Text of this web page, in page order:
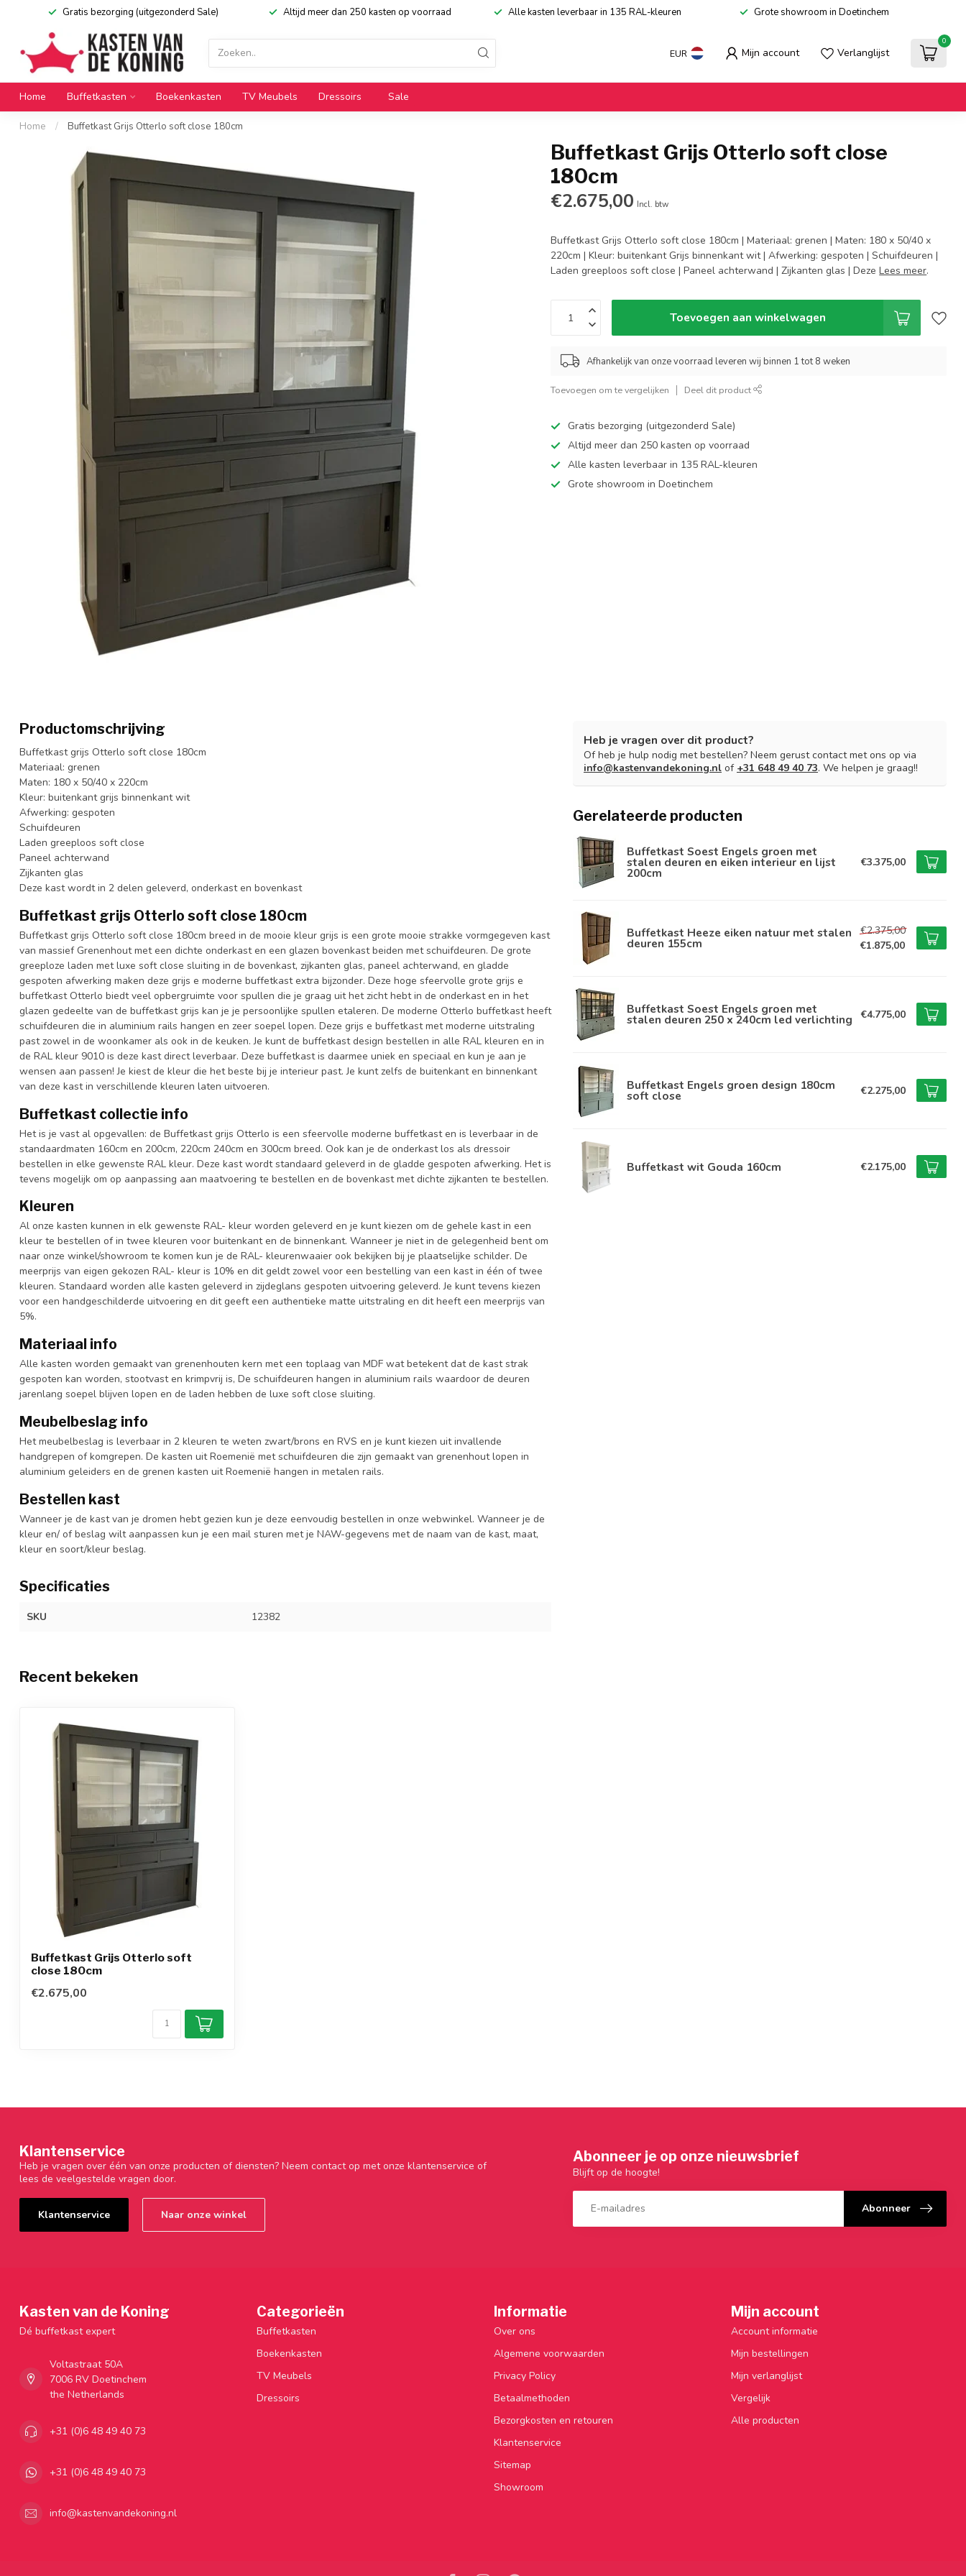
Gratis bezorging (uitgezonderd Sale) Altijd meer dan 250 kasten op voorraad Alle kasten leverbaar in 135 RAL-kleuren Grote showroom in Doetinchem
EUR Mijn account Verlanglijst
0
Home Buffetkasten Boekenkasten TV Meubels Dressoirs Sale
Home / Buffetkast Grijs Otterlo soft close 180cm
Buffetkast Grijs Otterlo soft close
180cm
€2.675,00 Incl. btw
Buffetkast Grijs Otterlo soft close 180cm | Materiaal: grenen | Maten: 180 x 50/40 x
220cm | Kleur: buitenkant Grijs binnenkant wit | Afwerking: gespoten | Schuifdeuren |
Laden greeploos soft close | Paneel achterwand | Zijkanten glas | DezeLees meer.
Toevoegen aan winkelwagen
Afhankelijk van onze voorraad leveren wij binnen 1 tot 8 weken
Toevoegen om te vergelijken Deel dit product
Gratis bezorging (uitgezonderd Sale)
Altijd meer dan 250 kasten op voorraad
Alle kasten leverbaar in 135 RAL-kleuren
Grote showroom in Doetinchem
Productomschrijving
Buffetkast grijs Otterlo soft close 180cm
Materiaal: grenen
Maten: 180 x 50/40 x 220cm
Kleur: buitenkant grijs binnenkant wit
Afwerking: gespoten
Schuifdeuren
Laden greeploos soft close
Paneel achterwand
Zijkanten glas
Deze kast wordt in 2 delen geleverd, onderkast en bovenkast
Buffetkast grijs Otterlo soft close 180cm
Buffetkast grijs Otterlo soft close 180cm breed in de mooie kleur grijs is een grote mooie strakke vormgegeven kast
van massief Grenenhout met een dichte onderkast en een glazen bovenkast beiden met schuifdeuren. De grote
greeploze laden met luxe soft close sluiting in de bovenkast, zijkanten glas, paneel achterwand, en gladde
gespoten afwerking maken deze grijs e moderne buffetkast extra bijzonder. Deze hoge sfeervolle grote grijs e
buffetkast Otterlo biedt veel opbergruimte voor spullen die je graag uit het zicht hebt in de onderkast en in het
glazen gedeelte van de buffetkast grijs kan je je persoonlijke spullen etaleren. De moderne Otterlo buffetkast heeft
schuifdeuren die in aluminium rails hangen en zeer soepel lopen. Deze grijs e buffetkast met moderne uitstraling
past zowel in de woonkamer als ook in de keuken. Je kunt de buffetkast design bestellen in alle RAL kleuren en in
de RAL kleur 9010 is deze kast direct leverbaar. Deze buffetkast is daarmee uniek en speciaal en kun je aan je
wensen aan passen! Je kiest de kleur die het beste bij je interieur past. Je kunt zelfs de buitenkant en binnenkant
van deze kast in verschillende kleuren laten uitvoeren.
Buffetkast collectie info
Het is je vast al opgevallen: de Buffetkast grijs Otterlo is een sfeervolle moderne buffetkast en is leverbaar in de
standaardmaten 160cm en 200cm, 220cm 240cm en 300cm breed. Ook kan je de onderkast los als dressoir
bestellen in elke gewenste RAL kleur. Deze kast wordt standaard geleverd in de gladde gespoten afwerking. Het is
tevens mogelijk om op aanpassing aan maatvoering te bestellen en de bovenkast met dichte zijkanten te bestellen.
Kleuren
Al onze kasten kunnen in elk gewenste RAL- kleur worden geleverd en je kunt kiezen om de gehele kast in een
kleur te bestellen of in twee kleuren voor buitenkant en de binnenkant. Wanneer je niet in de gelegenheid bent om
naar onze winkel/showroom te komen kun je de RAL- kleurenwaaier ook bekijken bij je plaatselijke schilder. De
meerprijs van eigen gekozen RAL- kleur is 10% en dit geldt zowel voor een bestelling van een kast in één of twee
kleuren. Standaard worden alle kasten geleverd in zijdeglans gespoten uitvoering geleverd. Je kunt tevens kiezen
voor een handgeschilderde uitvoering en dit geeft een authentieke matte uitstraling en dit heeft een meerprijs van
5%.
Materiaal info
Alle kasten worden gemaakt van grenenhouten kern met een toplaag van MDF wat betekent dat de kast strak
gespoten kan worden, stootvast en krimpvrij is, De schuifdeuren hangen in aluminium rails waardoor de deuren
jarenlang soepel blijven lopen en de laden hebben de luxe soft close sluiting.
Meubelbeslag info
Het meubelbeslag is leverbaar in 2 kleuren te weten zwart/brons en RVS en je kunt kiezen uit invallende
handgrepen of komgrepen. De kasten uit Roemenië met schuifdeuren die zijn gemaakt van grenenhout lopen in
aluminium geleiders en de grenen kasten uit Roemenië hangen in metalen rails.
Bestellen kast
Wanneer je de kast van je dromen hebt gezien kun je deze eenvoudig bestellen in onze webwinkel. Wanneer je de
kleur en/ of beslag wilt aanpassen kun je een mail sturen met je NAW-gegevens met de naam van de kast, maat,
kleur en soort/kleur beslag.
Specificaties
SKU 12382
Heb je vragen over dit product?
Of heb je hulp nodig met bestellen? Neem gerust contact met ons op via
info@kastenvandekoning.nl of +31 648 49 40 73. We helpen je graag!!
Gerelateerde producten
Buffetkast Soest Engels groen met
stalen deuren en eiken interieur en lijst
200cm
€3.375,00
Buffetkast Heeze eiken natuur met stalen
deuren 155cm
€2.375,00
€1.875,00
Buffetkast Soest Engels groen met
stalen deuren 250 x 240cm led verlichting €4.775,00
Buffetkast Engels groen design 180cm
soft close €2.275,00
Buffetkast wit Gouda 160cm €2.175,00
Recent bekeken
Buffetkast Grijs Otterlo soft
close 180cm
€2.675,00
Klantenservice
Heb je vragen over één van onze producten of diensten? Neem contact op met onze klantenservice of
lees de veelgestelde vragen door.
Klantenservice Naar onze winkel
Abonneer je op onze nieuwsbrief
Blijft op de hoogte!
Abonneer
Kasten van de Koning
Dé buffetkast expert
Voltastraat 50A
7006 RV Doetinchem
the Netherlands
+31 (0)6 48 49 40 73
+31 (0)6 48 49 40 73
info@kastenvandekoning.nl
Categorieën
Buffetkasten
Boekenkasten
TV Meubels
Dressoirs
Informatie
Over ons
Algemene voorwaarden
Privacy Policy
Betaalmethoden
Bezorgkosten en retouren
Klantenservice
Sitemap
Showroom
Mijn account
Account informatie
Mijn bestellingen
Mijn verlanglijst
Vergelijk
Alle producten